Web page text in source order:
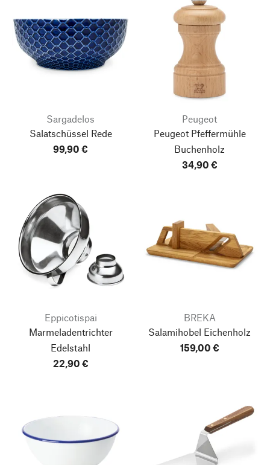
Sargadelos
Salatschüssel Rede
99,90 €
Peugeot
Peugeot Pfeffermühle
Buchenholz
34,90 €
Eppicotispai
Marmeladentrichter
Edelstahl
22,90 €
BREKA
Salamihobel Eichenholz
159,00 €